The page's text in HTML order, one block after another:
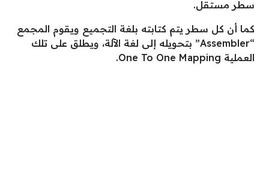
سطر مستقل.
كما أن كل سطر يتم كتابته بلغة التجميع ويقوم المجمع
“Assembler” بتحويله إلى لغة الآلة، ويطلق على تلك
العملية One To One Mapping.